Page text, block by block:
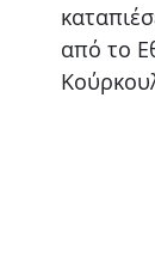
από το